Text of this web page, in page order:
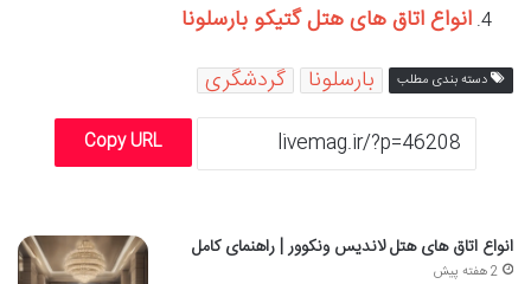
انواع اتاق های هتل گتیکو بارسلونا
دسته بندی مطلب بارسلونا گردشگری
Copy URL
انواع اتاق های هتل لاندیس ونکوور | راهنمای کامل
2 هفته پیش